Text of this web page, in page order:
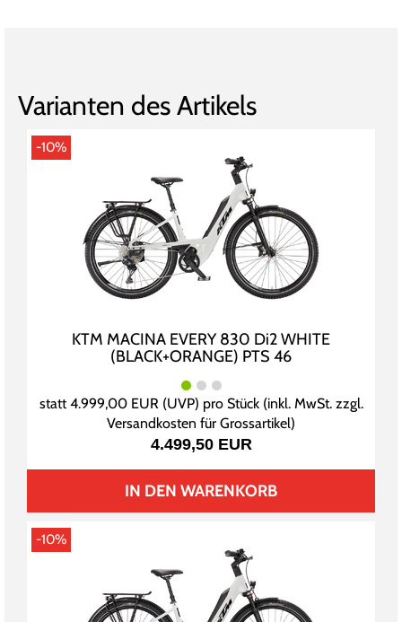
Varianten des Artikels
-10%
KTM MACINA EVERY 830 Di2 WHITE
(BLACK+ORANGE) PTS 46
statt4.999,00 EUR(UVP) pro Stück (inkl. MwSt. zzgl.
Versandkosten für Grossartikel)
4.499,50 EUR
IN DEN WARENKORB
-10%